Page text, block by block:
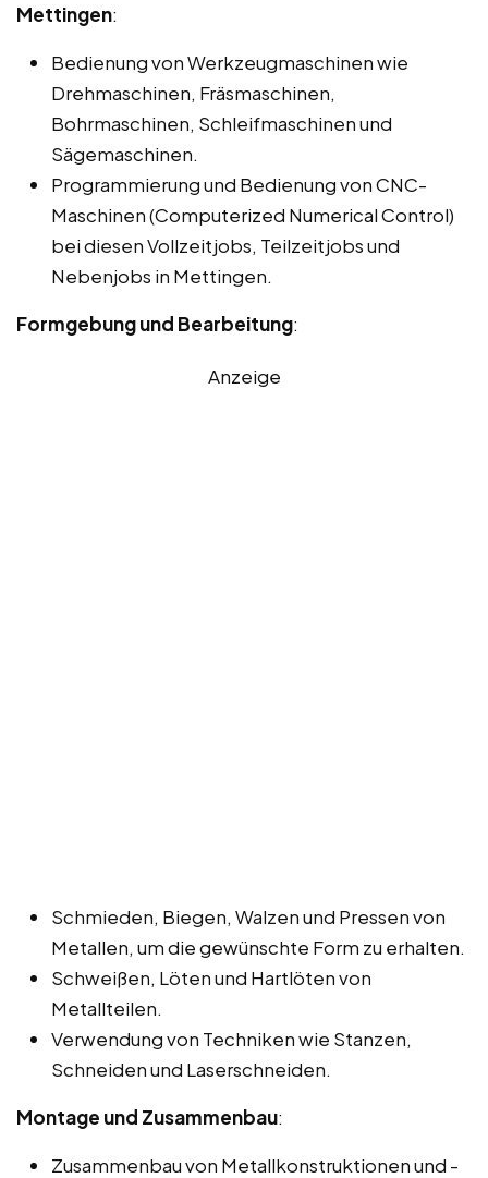
Mettingen:
Bedienung von Werkzeugmaschinen wie
Drehmaschinen, Fräsmaschinen,
Bohrmaschinen, Schleifmaschinen und
Sägemaschinen.
Programmierung und Bedienung von CNC-
Maschinen (Computerized Numerical Control)
bei diesen Vollzeitjobs, Teilzeitjobs und
Nebenjobs in Mettingen.
Formgebung und Bearbeitung:
Anzeige
Schmieden, Biegen, Walzen und Pressen von
Metallen, um die gewünschte Form zu erhalten.
Schweißen, Löten und Hartlöten von
Metallteilen.
Verwendung von Techniken wie Stanzen,
Schneiden und Laserschneiden.
Montage und Zusammenbau:
Zusammenbau von Metallkonstruktionen und -